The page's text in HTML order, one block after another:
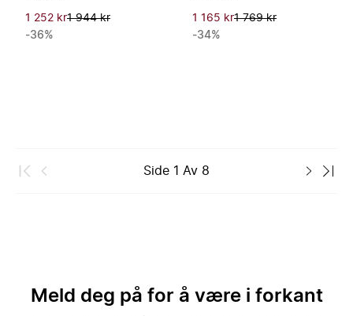
1 252 kr1 944 kr
-36%
1 165 kr1 769 kr
-34%
Side 1 Av 8
Meld deg på for å være i forkant